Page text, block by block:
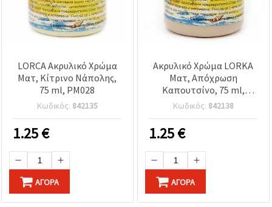
LORCA Ακρυλικό Χρώμα
Ματ, Κίτρινο Νάπολης,
75 ml, PM028
Κωδικός: 842135
1.25€
ΑΓΟΡΆ
Ακρυλικό Χρώμα LORKA
Ματ, Απόχρωση
Καπουτσίνο, 75 ml,
NM051
Κωδικός: 842138
1.25€
ΑΓΟΡΆ